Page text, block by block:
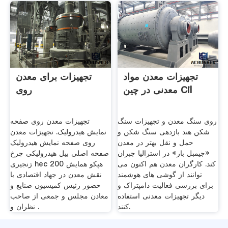
تجهیزات برای معدن
روی
تجهیزات معدن روی صفحه
نمایش هیدرولیک. تجهیزات معدن
روی صفحه نمایش هیدرولیک
صفحه اصلی بیل هیدرولیکی چرخ
زنجیری hec 200 هپکو همایش
نقش معدن در جهاد اقتصادی با
حضور رئیس کمیسیون صنایع و
معادن مجلس و جمعی از صاحب
نظران و .
تجهیزات معدن مواد
معدنی در چین Cil
روی سنگ معدن و تجهیزات سنگ
شکن هند بازدهی سنگ شکن و
حمل و نقل بهتر در معدن
«جیمبل بار» در استرالیا جبران
کند. کارگران معدن هم اکنون می
توانند از گوشی های هوشمند
برای بررسی فعالیت دامپتراک و
دیگر تجهیزات معدنی استفاده
کنند.